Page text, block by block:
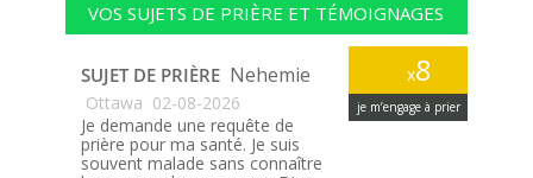
VOS SUJETS DE PRIÈRE ET TÉMOIGNAGES
x8
je m’engage à prier
SUJET DE PRIÈRE Nehemie
Ottawa 02-08-2026
Je demande une requête de
prière pour ma santé. Je suis
souvent malade sans connaître